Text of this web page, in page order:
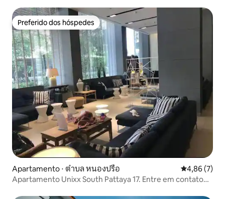
Preferido dos hóspedes
Preferido dos hóspedes
Apartamento ⋅ ตำบล หนองปรือ 4,86 de uma
4,86 (7)
Apartamento Unixx South Pattaya 17. Entre em contato